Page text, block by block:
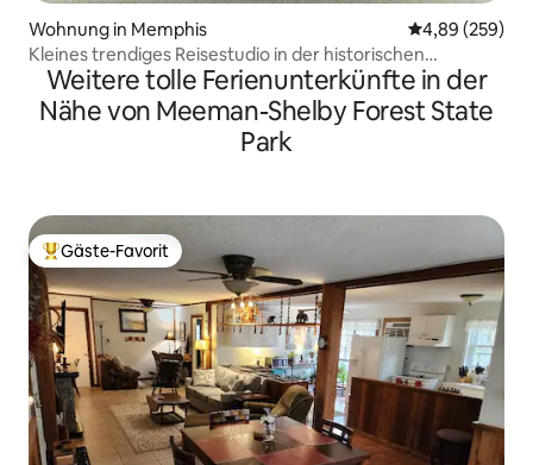
Wohnung in Memphis
4,89 (259)
Kleines trendiges Reisestudio in der historischen
Innenstadt!
Weitere tolle Ferienunterkünfte in der
Nähe von Meeman-Shelby Forest State
Park
Beliebter Gäste-Favorit.
Gäste-Favorit